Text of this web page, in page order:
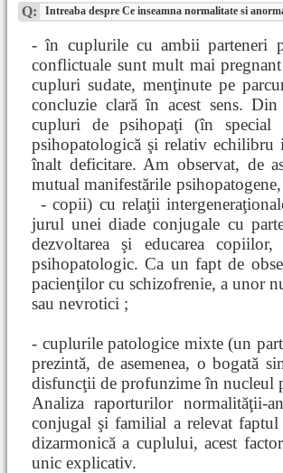
Q: Intreaba despre Ce inseamna normalitate si
- în cuplurile cu ambii parteneri
conflictuale sunt mult mai
cupluri sudate, menţinute pe
concluzie clară în acest sens.
cupluri de psihopaţi (în special
psihopatologică şi relativ
înalt deficitare. Am observat, de
mutual manifestările
- copii) cu relaţii
jurul unei diade conjugale cu
dezvoltarea şi educarea
psihopatologic. Ca un fapt de
pacienţilor cu schizofrenie, a unor
sau nevrotici ;
- cuplurile patologice mixte (un
prezintă, de asemenea, o bogată
disfuncţii de profunzime în nucleul
Analiza raporturilor normalităţii-
conjugal şi familial a relevat
dizarmonică a cuplului, acest
unic explicativ.